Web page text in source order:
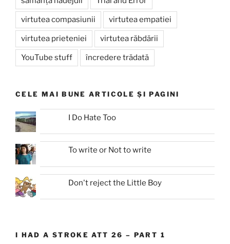
virtutea compasiunii virtutea empatiei
virtutea prieteniei virtutea răbdării
YouTube stuff încredere trădată
CELE MAI BUNE ARTICOLE ȘI PAGINI
I Do Hate Too
To write or Not to write
Don't reject the Little Boy
I HAD A STROKE ATT 26 – PART 1